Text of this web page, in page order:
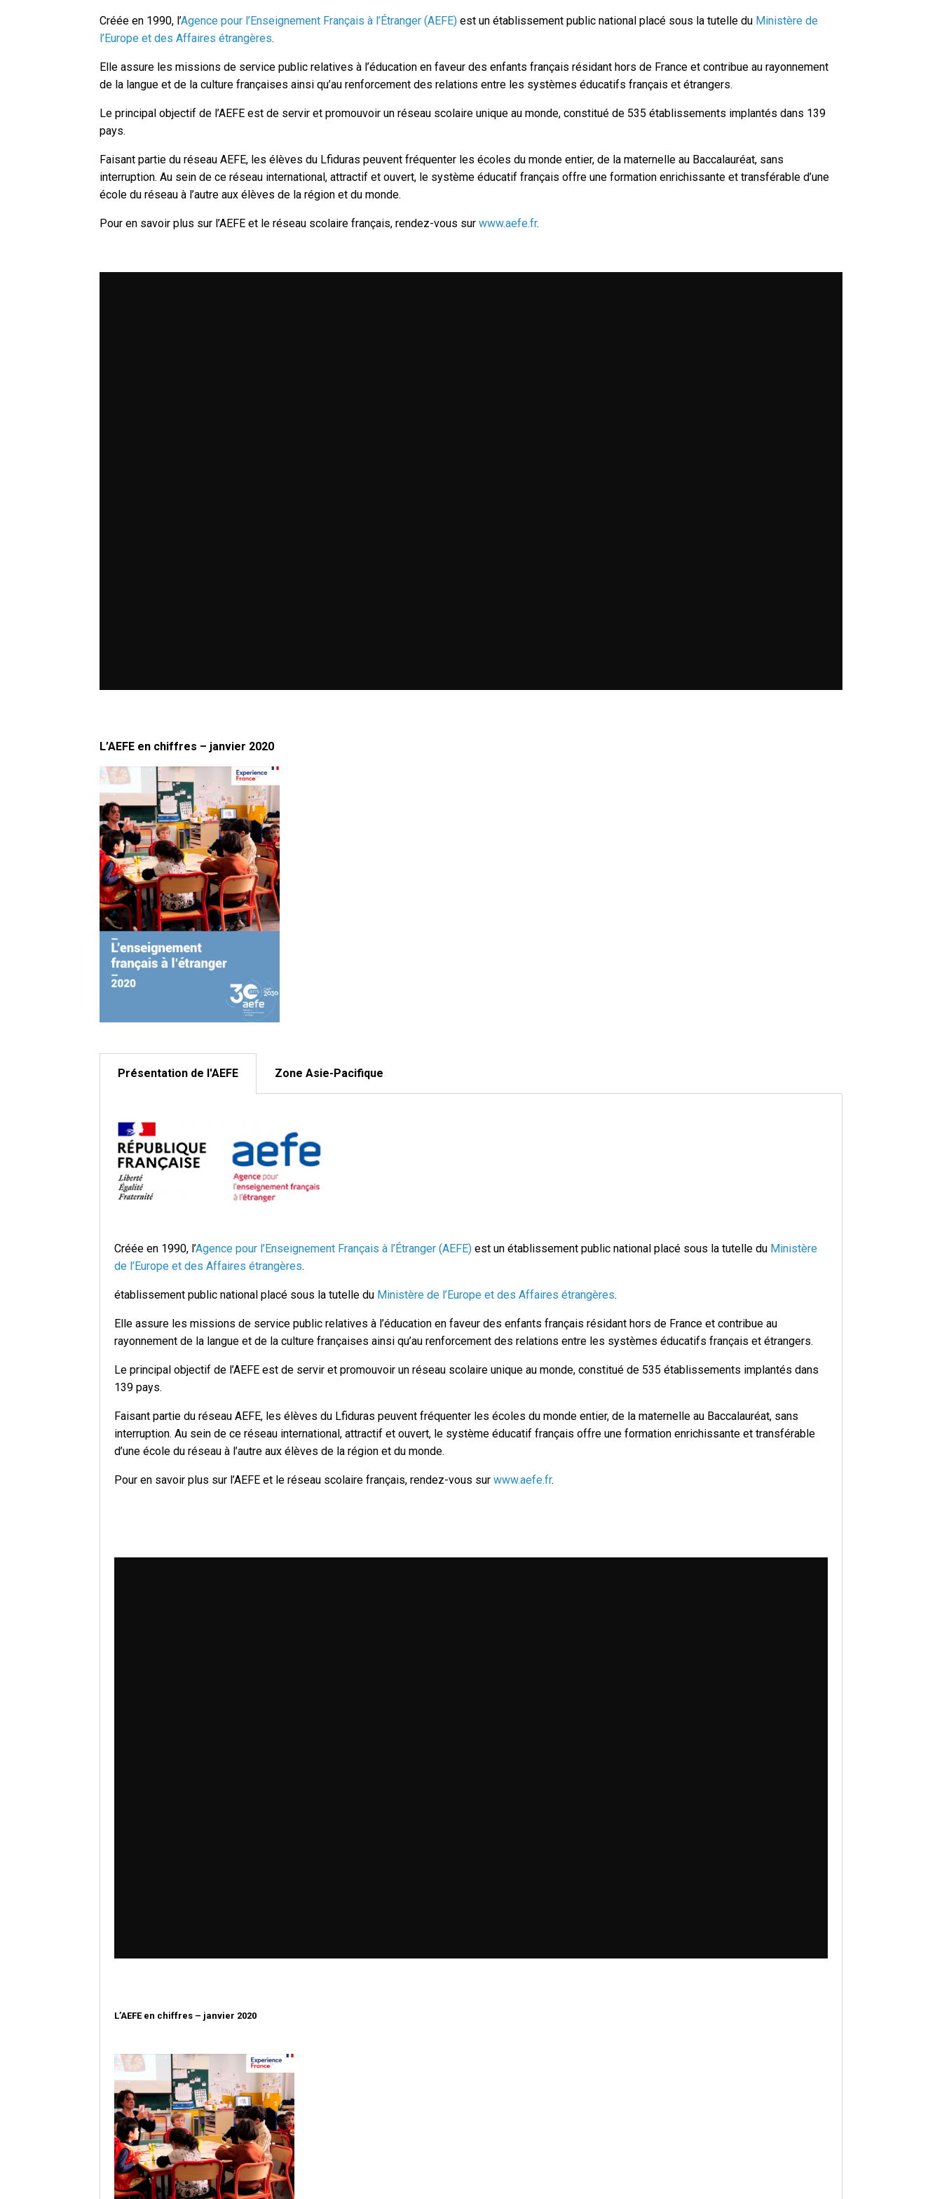
Créée en 1990, l’Agence pour l’Enseignement Français à l’Étranger (AEFE) est un établissement public national placé sous la tutelle du Ministère de
l’Europe et des Affaires étrangères.
Elle assure les missions de service public relatives à l’éducation en faveur des enfants français résidant hors de France et contribue au rayonnement
de la langue et de la culture françaises ainsi qu’au renforcement des relations entre les systèmes éducatifs français et étrangers.
Le principal objectif de l’AEFE est de servir et promouvoir un réseau scolaire unique au monde, constitué de 535 établissements implantés dans 139
pays.
Faisant partie du réseau AEFE, les élèves du Lfiduras peuvent fréquenter les écoles du monde entier, de la maternelle au Baccalauréat, sans
interruption. Au sein de ce réseau international, attractif et ouvert, le système éducatif français offre une formation enrichissante et transférable d’une
école du réseau à l’autre aux élèves de la région et du monde.
Pour en savoir plus sur l’AEFE et le réseau scolaire français, rendez-vous sur www.aefe.fr.
L’AEFE en chiffres – janvier 2020
Présentation de l'AEFE Zone Asie-Pacifique
Créée en 1990, l’Agence pour l’Enseignement Français à l’Étranger (AEFE) est un établissement public national placé sous la tutelle du Ministère
de l’Europe et des Affaires étrangères.
établissement public national placé sous la tutelle du Ministère de l’Europe et des Affaires étrangères.
Elle assure les missions de service public relatives à l’éducation en faveur des enfants français résidant hors de France et contribue au
rayonnement de la langue et de la culture françaises ainsi qu’au renforcement des relations entre les systèmes éducatifs français et étrangers.
Le principal objectif de l’AEFE est de servir et promouvoir un réseau scolaire unique au monde, constitué de 535 établissements implantés dans
139 pays.
Faisant partie du réseau AEFE, les élèves du Lfiduras peuvent fréquenter les écoles du monde entier, de la maternelle au Baccalauréat, sans
interruption. Au sein de ce réseau international, attractif et ouvert, le système éducatif français offre une formation enrichissante et transférable
d’une école du réseau à l’autre aux élèves de la région et du monde.
Pour en savoir plus sur l’AEFE et le réseau scolaire français, rendez-vous sur www.aefe.fr.
L’AEFE en chiffres – janvier 2020